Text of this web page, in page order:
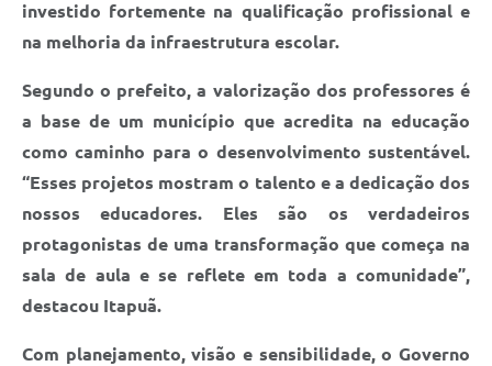
investido fortemente na qualificação profissional e
na melhoria da infraestrutura escolar.
Segundo o prefeito, a valorização dos professores é
a base de um município que acredita na educação
como caminho para o desenvolvimento sustentável.
“Esses projetos mostram o talento e a dedicação dos
nossos educadores. Eles são os verdadeiros
protagonistas de uma transformação que começa na
sala de aula e se reflete em toda a comunidade”,
destacou Itapuã.
Com planejamento, visão e sensibilidade, o Governo